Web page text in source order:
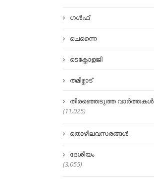
ഗൾഫ്
ചെന്നൈ
ടെക്നോളജി
തമിഴ്നാട്
തിരഞ്ഞെടുത്ത വാർത്തകൾ
(11,025)
തൊഴിലവസരങ്ങൾ
ദേശീയം
(3,055)